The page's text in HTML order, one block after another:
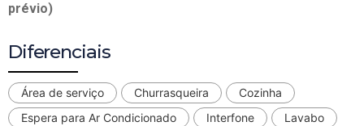
prévio)
Diferenciais
Área de serviço Churrasqueira
Cozinha
Espera para Ar Condicionado
Interfone
Lavabo